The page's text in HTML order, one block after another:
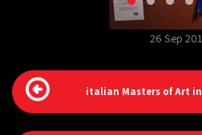
26 Sep
italian Masters of Art